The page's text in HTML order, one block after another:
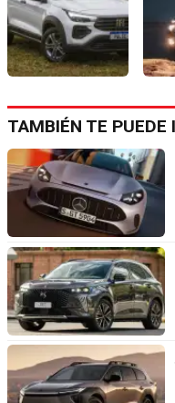
TAMBIÉN TE PUEDE